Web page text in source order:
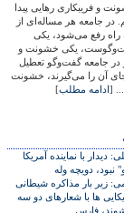
و فریبکاری رهایی پیدا
در جامعه هر مساله‌ای از
رفع می‌شود، یکی
یکی خشونت و
در جامعه گفت‌وگو تعطیل
آن را می‌گیرند، خشونت
... [ادامه مطلب]
ديدار با نماينده آمريکا
دويچه وله
زير بار مذاکره شيطانی
ها با شعارهای دو سه
فارس